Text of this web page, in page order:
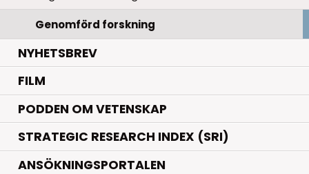
Genomförd forskning
NYHETSBREV
FILM
PODDEN OM VETENSKAP
STRATEGIC RESEARCH INDEX (SRI)
ANSÖKNINGSPORTALEN